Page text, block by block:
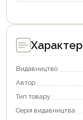
Видавництво
Автор
Тип товару
Серія видавництва